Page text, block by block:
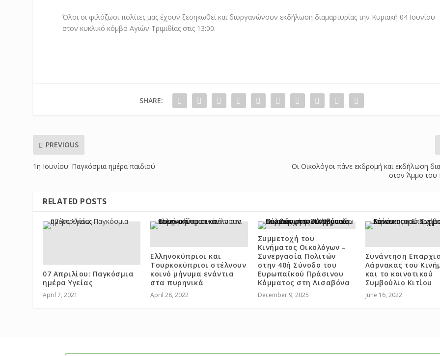
Όλοι οι φιλόζωοι πολίτες μας έχουν ξεσηκωθεί και διοργανώνουν εκδήλωση διαμαρτυρίας την Κυριακή 04 Ιουνίου
στον κυκλικό κόμβο Αγιών Τριμιθίας στις 13:00.
SHARE:
PREVIOUS
1η Ιουνίου: Παγκόσμια ημέρα παιδιού
Οι Οικολόγοι πάνε εκδρομή και εκδήλωση
στον Άμμο του
RELATED POSTS
07 Απριλίου: Παγκόσμια
ημέρα Υγείας
April 7, 2021
Ελληνοκύπριοι και
Τουρκοκύπριοι στέλνουν
κοινό μήνυμα ενάντια
στα πυρηνικά
April 28, 2022
Συμμετοχή του
Κινήματος Οικολόγων –
Συνεργασία Πολιτών
στην 40ή Σύνοδο του
Ευρωπαϊκού Πράσινου
Κόμματος στη Λισαβόνα
December 9, 2025
Συνάντηση
Λάρνακας του
και το κοινοτικού
Συμβούλιο Κιτίου
June 16, 2022